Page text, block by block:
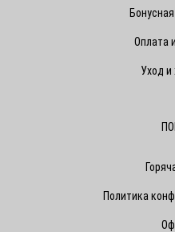
Оплата
Уход и
Политика